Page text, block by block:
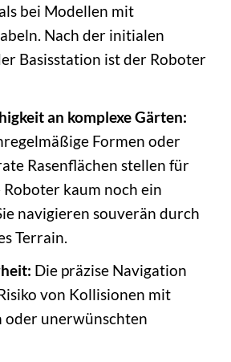
bei Modellen mit
Nach der initialen
Basisstation ist der Roboter
an komplexe Gärten:
Formen oder
Rasenflächen stellen für
kaum noch ein
navigieren souverän durch
Terrain.
Die präzise Navigation
von Kollisionen mit
oder unerwünschten